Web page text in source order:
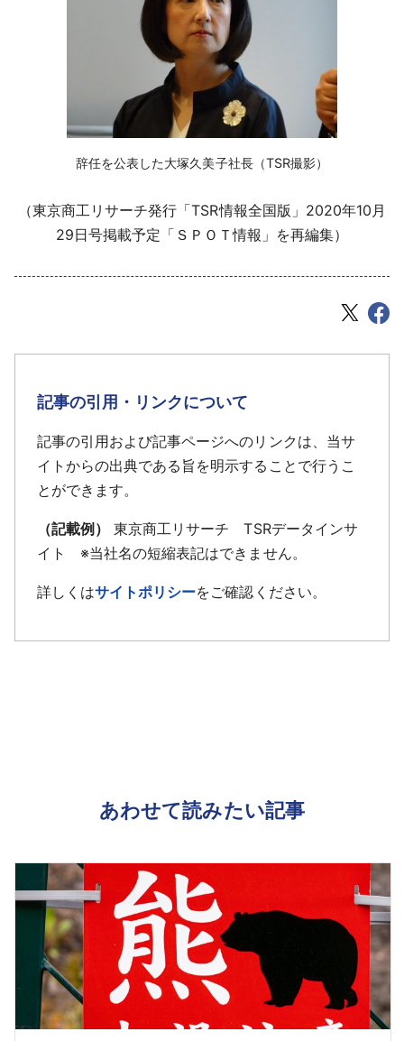
‌辞任を公表した大塚久美子社長（TSR撮影）
（東京商工リサーチ発行「TSR情報全国版」2020年10月
29日号掲載予定「ＳＰＯＴ情報」を再編集）
記事の引用・リンクについて
記事の引用および記事ページへのリンクは、当サ
イトからの出典である旨を明示することで行うこ
とができます。
（記載例）
東京商工リサーチ TSRデータインサ
イト ※当社名の短縮表記はできません。
詳しくはサイトポリシーをご確認ください。
あわせて読みたい記事